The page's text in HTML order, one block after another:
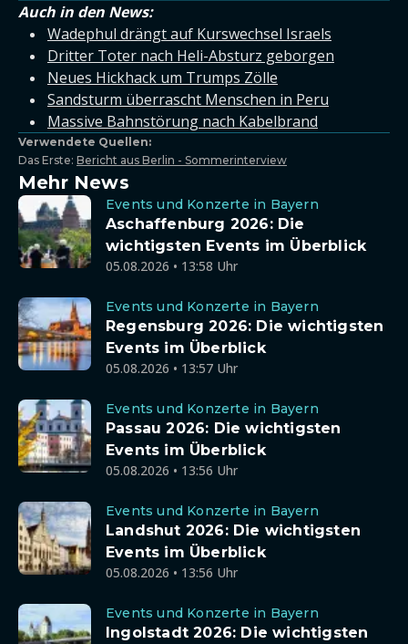
Auch in den News:
Wadephul drängt auf Kurswechsel Israels
Dritter Toter nach Heli-Absturz geborgen
Neues Hickhack um Trumps Zölle
Sandsturm überrascht Menschen in Peru
Massive Bahnstörung nach Kabelbrand
Verwendete Quellen:
Das Erste: Bericht aus Berlin - Sommerinterview
Mehr News
Events und Konzerte in Bayern
Aschaffenburg 2026: Die
wichtigsten Events im Überblick
05.08.2026 • 13:58 Uhr
Events und Konzerte in Bayern
Regensburg 2026: Die wichtigsten
Events im Überblick
05.08.2026 • 13:57 Uhr
Events und Konzerte in Bayern
Passau 2026: Die wichtigsten
Events im Überblick
05.08.2026 • 13:56 Uhr
Events und Konzerte in Bayern
Landshut 2026: Die wichtigsten
Events im Überblick
05.08.2026 • 13:56 Uhr
Events und Konzerte in Bayern
Ingolstadt 2026: Die wichtigsten